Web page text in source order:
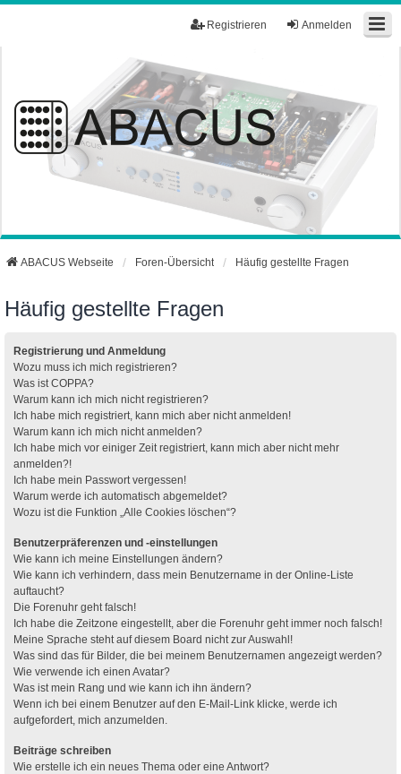
Anmelden
Registrieren
ABACUS Webseite Foren-Übersicht Häufig gestellte Fragen
Häufig gestellte Fragen
Registrierung und Anmeldung
Wozu muss ich mich registrieren?
Was ist COPPA?
Warum kann ich mich nicht registrieren?
Ich habe mich registriert, kann mich aber nicht anmelden!
Warum kann ich mich nicht anmelden?
Ich habe mich vor einiger Zeit registriert, kann mich aber nicht mehr
anmelden?!
Ich habe mein Passwort vergessen!
Warum werde ich automatisch abgemeldet?
Wozu ist die Funktion „Alle Cookies löschen“?
Benutzerpräferenzen und -einstellungen
Wie kann ich meine Einstellungen ändern?
Wie kann ich verhindern, dass mein Benutzername in der Online-Liste
auftaucht?
Die Forenuhr geht falsch!
Ich habe die Zeitzone eingestellt, aber die Forenuhr geht immer noch falsch!
Meine Sprache steht auf diesem Board nicht zur Auswahl!
Was sind das für Bilder, die bei meinem Benutzernamen angezeigt werden?
Wie verwende ich einen Avatar?
Was ist mein Rang und wie kann ich ihn ändern?
Wenn ich bei einem Benutzer auf den E-Mail-Link klicke, werde ich
aufgefordert, mich anzumelden.
Beiträge schreiben
Wie erstelle ich ein neues Thema oder eine Antwort?